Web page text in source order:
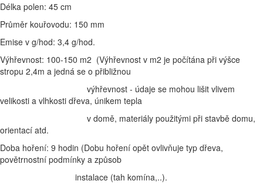
Délka polen: 45 cm
Průměr kouřovodu: 150 mm
Emise v g/hod: 3,4 g/hod.
Výhřevnost: 100-150 m2 (Výhřevnost v m2 je počítána při výšce
stropu 2,4m a jedná se o přibližnou
výhřevnost - údaje se mohou lišit vlivem
velikosti a vlhkosti dřeva, únikem tepla
v domě, materiály použitými při stavbě domu,
orientací atd.
Doba hoření: 9 hodin (Dobu hoření opět ovlivňuje typ dřeva,
povětrnostní podmínky a způsob
instalace (tah komína,..).